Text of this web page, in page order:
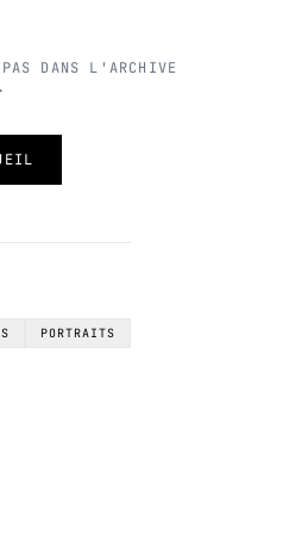
DANS L'ARCHIVE
PORTRAITS